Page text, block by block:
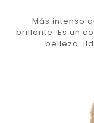
Más intenso
brillante. Es un
belleza.